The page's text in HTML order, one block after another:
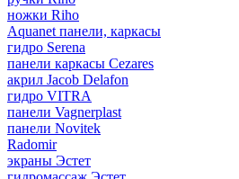
ножки Riho
Aquanet панели, каркасы
гидро Serena
панели каркасы Cezares
акрил Jacob Delafon
гидро VITRA
панели Vagnerplast
панели Novitek
Radomir
экраны Эстет